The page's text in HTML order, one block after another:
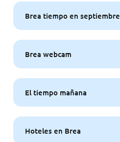
Brea tiempo en septiembre
Brea webcam
El tiempo mañana
Hoteles en Brea